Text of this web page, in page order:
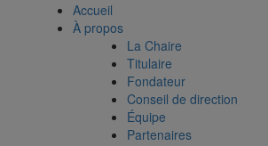
Accueil
À propos
La Chaire
Titulaire
Fondateur
Conseil de direction
Équipe
Partenaires